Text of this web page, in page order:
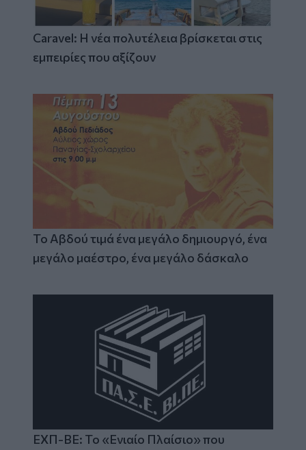
Caravel: Η νέα πολυτέλεια βρίσκεται στις
εμπειρίες που αξίζουν
Το Αβδού τιμά ένα μεγάλο δημιουργό, ένα
μεγάλο μαέστρο, ένα μεγάλο δάσκαλο
ΕΧΠ-ΒΕ: Το «Ενιαίο Πλαίσιο» που